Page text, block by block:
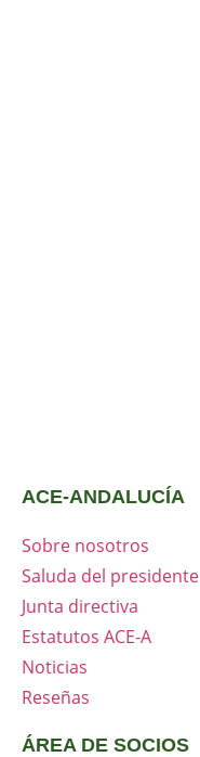
ACE-ANDALUCÍA
Sobre nosotros
Saluda del presidente
Junta directiva
Estatutos ACE-A
Noticias
Reseñas
ÁREA DE SOCIOS